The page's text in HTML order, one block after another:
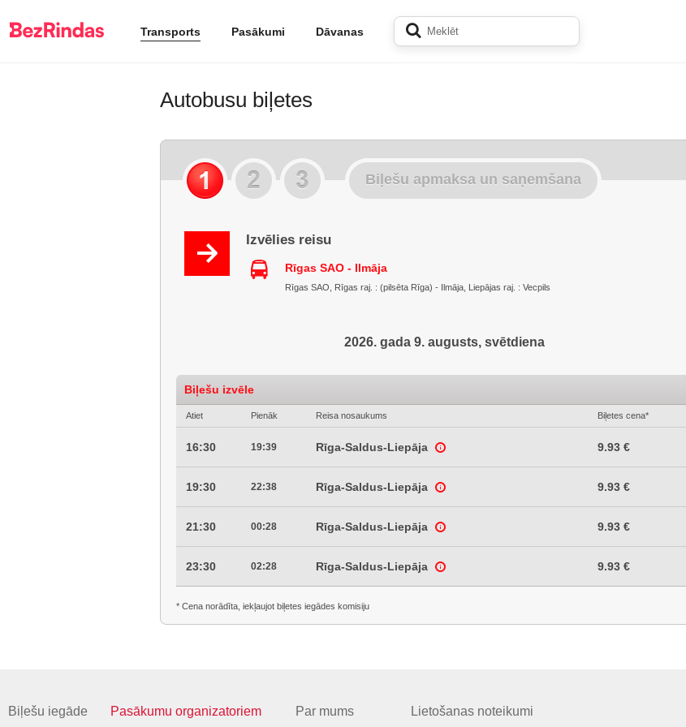
Transports Pasākumi Dāvanas
Autobusu biļetes
Biļešu apmaksa un saņemšana
Izvēlies reisu
Rīgas SAO - Ilmāja
Rīgas SAO, Rīgas raj. : (pilsēta Rīga) - Ilmāja, Liepājas raj. : Vecpils
2026. gada 9. augusts, svētdiena
Biļešu izvēle
Atiet Pienāk Reisa nosaukums Biļetes cena*
16:30 19:39 Rīga-Saldus-Liepāja 9.93 €
19:30 22:38 Rīga-Saldus-Liepāja 9.93 €
21:30 00:28 Rīga-Saldus-Liepāja 9.93 €
23:30 02:28 Rīga-Saldus-Liepāja 9.93 €
* Cena norādīta, iekļaujot biļetes iegādes komisiju
Biļešu iegāde Pasākumu organizatoriem Par mums Lietošanas noteikumi